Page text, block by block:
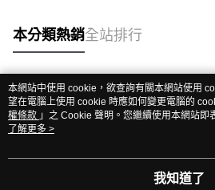
本分類熱銷全站排行
熱門標籤
本網站中使用 cookie，欲查詢有關本網站使用
望在電腦上使用 cookie 時應如何變更電腦的
權條款 」之 Cookie 聲明。您繼續使用本網站即
用條款之 Cookie 聲明使用 cookie。
了解更多 >
我知道了